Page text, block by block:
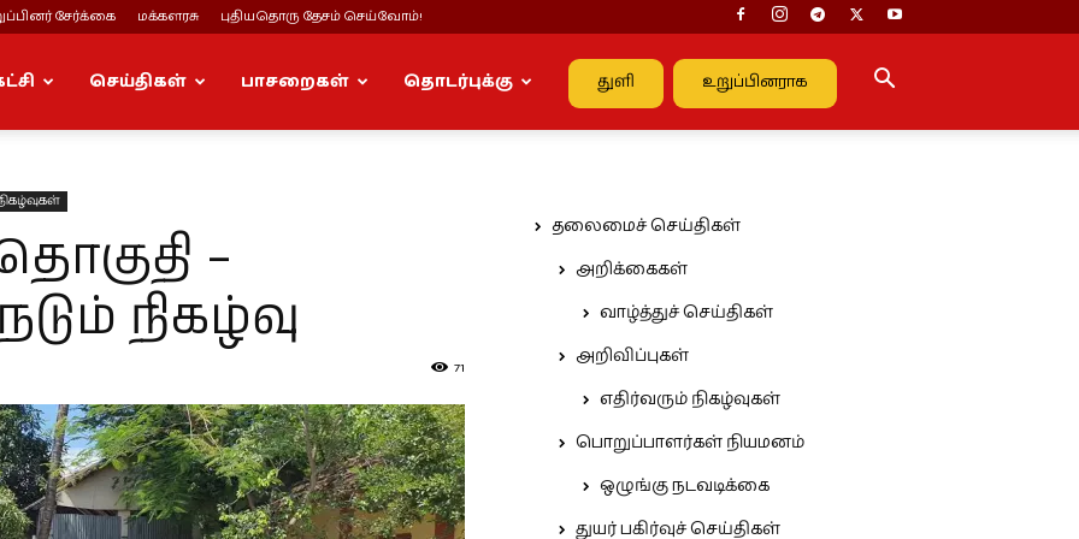
சேர்க்கை மக்களரசு புதியதொரு தேசம் செய்வோம்!
துளி உறுப்பினராக
செய்திகள் பாசறைகள் தொடர்புக்கு
–
நிகழ்வு
71
தலைமைச் செய்திகள்
அறிக்கைகள்
வாழ்த்துச் செய்திகள்
அறிவிப்புகள்
எதிர்வரும் நிகழ்வுகள்
பொறுப்பாளர்கள் நியமனம்
ஒழுங்கு நடவடிக்கை
துயர் பகிர்வுச் செய்திகள்